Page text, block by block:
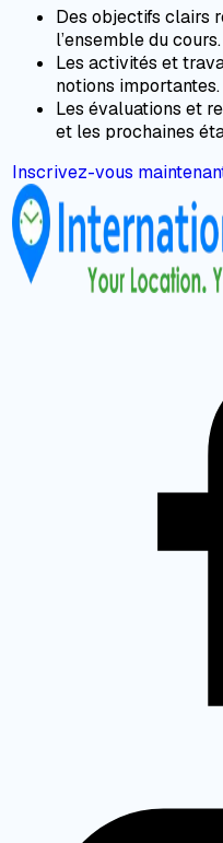
Des objectifs clairs
l’ensemble du cours.
Les activités et
notions importantes.
Les évaluations et
et les prochaines
Inscrivez-vous